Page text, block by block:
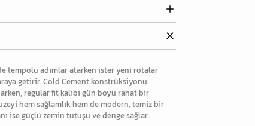
tempolu adımlar atarken ister yeni rotalar
getirir. Cold Cement konstrüksiyonu
regular fit kalıbı gün boyu rahat bir
hem sağlamlık hem de modern, temiz bir
ise güçlü zemin tutuşu ve denge sağlar.